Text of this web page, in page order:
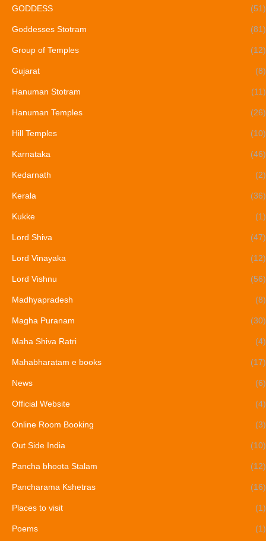
GODDESS (51)
Goddesses Stotram (81)
Group of Temples (12)
Gujarat (8)
Hanuman Stotram (11)
Hanuman Temples (26)
Hill Temples (10)
Karnataka (46)
Kedarnath (2)
Kerala (36)
Kukke (1)
Lord Shiva (47)
Lord Vinayaka (12)
Lord Vishnu (56)
Madhyapradesh (8)
Magha Puranam (30)
Maha Shiva Ratri (4)
Mahabharatam e books (17)
News (6)
Official Website (4)
Online Room Booking (3)
Out Side India (10)
Pancha bhoota Stalam (12)
Pancharama Kshetras (16)
Places to visit (1)
Poems (1)